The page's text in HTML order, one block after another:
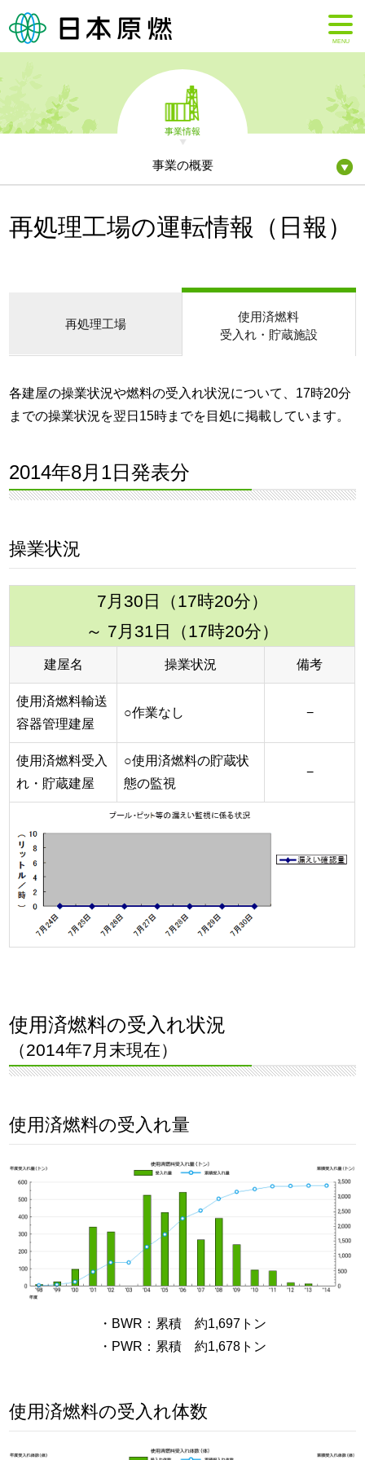
MENU
事業情報
事業の概要
再処理工場の運転情報（日報）
再処理工場
使用済燃料
受入れ・貯蔵施設
各建屋の操業状況や燃料の受入れ状況について、17時20分
までの操業状況を翌日15時までを目処に掲載しています。
2014年8月1日発表分
操業状況
7月30日（17時20分）
～ 7月31日（17時20分）
建屋名 操業状況 備考
使用済燃料輸送
容器管理建屋
○作業なし −
使用済燃料受入
れ・貯蔵建屋
○使用済燃料の貯蔵状
態の監視
−
使用済燃料の受入れ状況
（2014年7月末現在）
使用済燃料の受入れ量
・BWR：累積 約1,697トン
・PWR：累積 約1,678トン
使用済燃料の受入れ体数